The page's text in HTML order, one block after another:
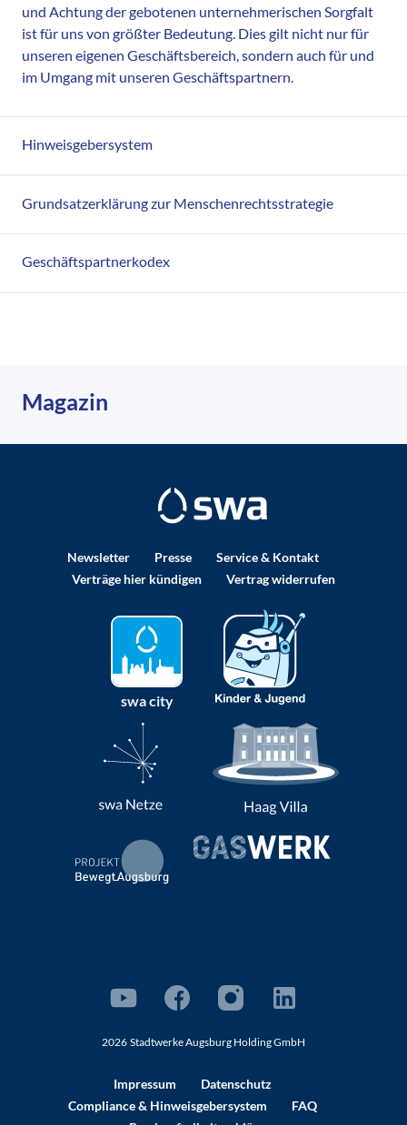
und Achtung der gebotenen unternehmerischen Sorgfalt
ist für uns von größter Bedeutung. Dies gilt nicht nur für
unseren eigenen Geschäftsbereich, sondern auch für und
im Umgang mit unseren Geschäftspartnern.
Hinweisgebersystem
Grundsatzerklärung zur Menschenrechtsstrategie
Geschäftspartnerkodex
Magazin
Newsletter Presse
Service & Kontakt
Verträge hier kündigen
Vertrag widerrufen
swa city
2026 Stadtwerke Augsburg Holding GmbH
Impressum
Datenschutz
Compliance& Hinweisgebersystem
FAQ